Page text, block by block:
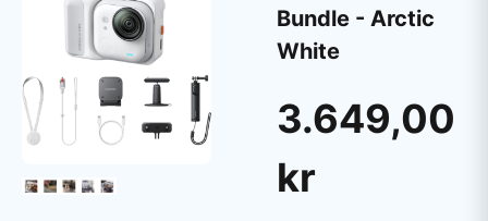
Bundle - Arctic
White
3.649,00
kr